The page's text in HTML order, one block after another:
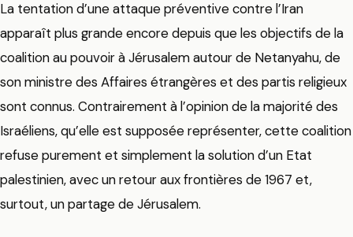
La tentation d’une attaque préventive contre l’Iran
apparaît plus grande encore depuis que les objectifs de la
coalition au pouvoir à Jérusalem autour de Netanyahu, de
son ministre des Affaires étrangères et des partis religieux
sont connus. Contrairement à l’opinion de la majorité des
Israéliens, qu’elle est supposée représenter, cette coalition
refuse purement et simplement la solution d’un Etat
palestinien, avec un retour aux frontières de 1967 et,
surtout, un partage de Jérusalem.